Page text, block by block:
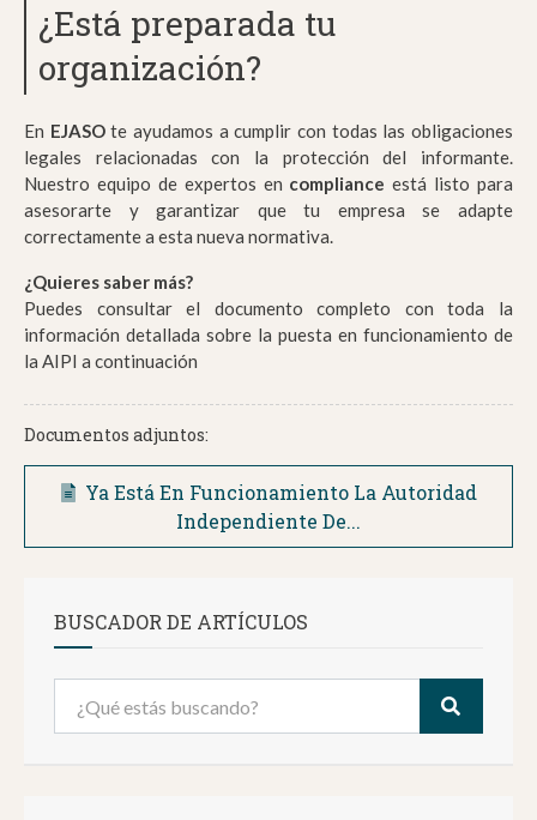
¿Está preparada tu
organización?
En EJASOte ayudamos a cumplir con todas las obligaciones
legales relacionadas con la protección del informante.
Nuestro equipo de expertos en compliance está listo para
asesorarte y garantizar que tu empresa se adapte
correctamente a esta nueva normativa.
¿Quieres saber más?
Puedes consultar el documento completo con toda la
información detallada sobre la puesta en funcionamiento de
la AIPI a continuación
Documentos adjuntos:
Ya Está En Funcionamiento La Autoridad
Independiente De...
BUSCADOR DE ARTÍCULOS